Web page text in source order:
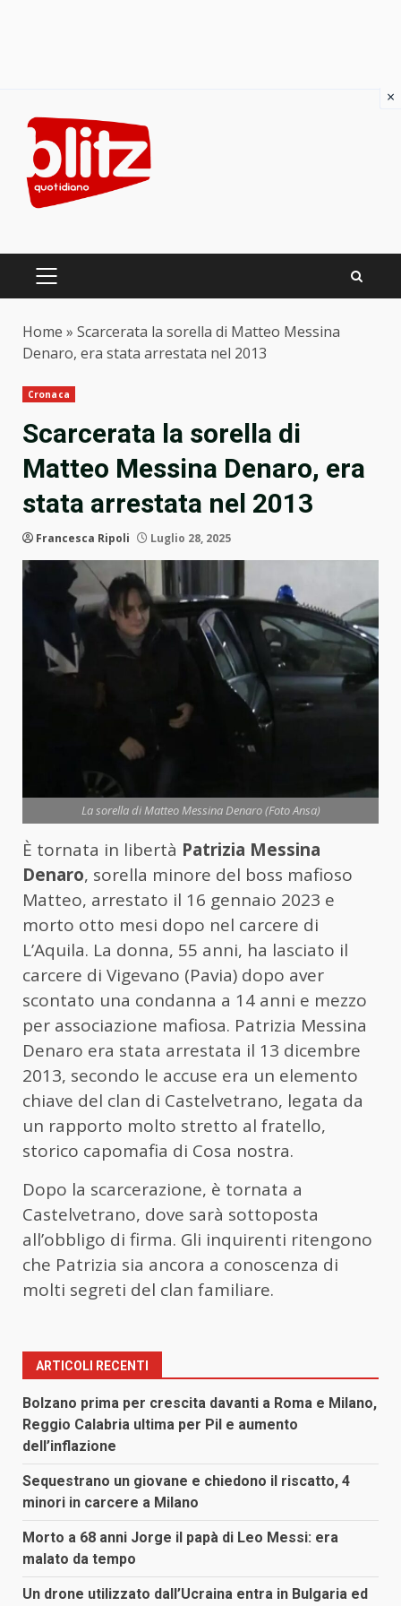
content
PRIMARY
Home » Scarcerata la sorella di Matteo Messina
Denaro, era stata arrestata nel 2013
Cronaca
Scarcerata la sorella di
Matteo Messina Denaro, era
stata arrestata nel 2013
Francesca Ripoli Luglio 28, 2025
La sorella di Matteo Messina Denaro (Foto Ansa)
È tornata in libertà Patrizia Messina
Denaro, sorella minore del boss mafioso
Matteo, arrestato il 16 gennaio 2023 e
morto otto mesi dopo nel carcere di
L’Aquila. La donna, 55 anni, ha lasciato il
carcere di Vigevano (Pavia) dopo aver
scontato una condanna a 14 anni e mezzo
per associazione mafiosa. Patrizia Messina
Denaro era stata arrestata il 13 dicembre
2013, secondo le accuse era un elemento
chiave del clan di Castelvetrano, legata da
un rapporto molto stretto al fratello,
storico capomafia di Cosa nostra.
Dopo la scarcerazione, è tornata a
Castelvetrano, dove sarà sottoposta
all’obbligo di firma. Gli inquirenti ritengono
che Patrizia sia ancora a conoscenza di
molti segreti del clan familiare.
ARTICOLI RECENTI
Bolzano prima per crescita davanti a Roma e Milano,
Reggio Calabria ultima per Pil e aumento
dell’inflazione
Sequestrano un giovane e chiedono il riscatto, 4
minori in carcere a Milano
Morto a 68 anni Jorge il papà di Leo Messi: era
malato da tempo
Un drone utilizzato dall’Ucraina entra in Bulgaria ed
×